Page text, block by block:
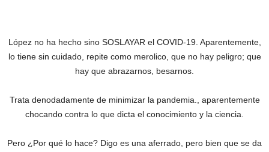
López no ha hecho sino SOSLAYAR el COVID-19. Aparentemente,
lo tiene sin cuidado, repite como merolico, que no hay peligro; que
hay que abrazarnos, besarnos.
Trata denodadamente de minimizar la pandemia., aparentemente
chocando contra lo que dicta el conocimiento y la ciencia.
Pero ¿Por qué lo hace? Digo es una aferrado, pero bien que se da